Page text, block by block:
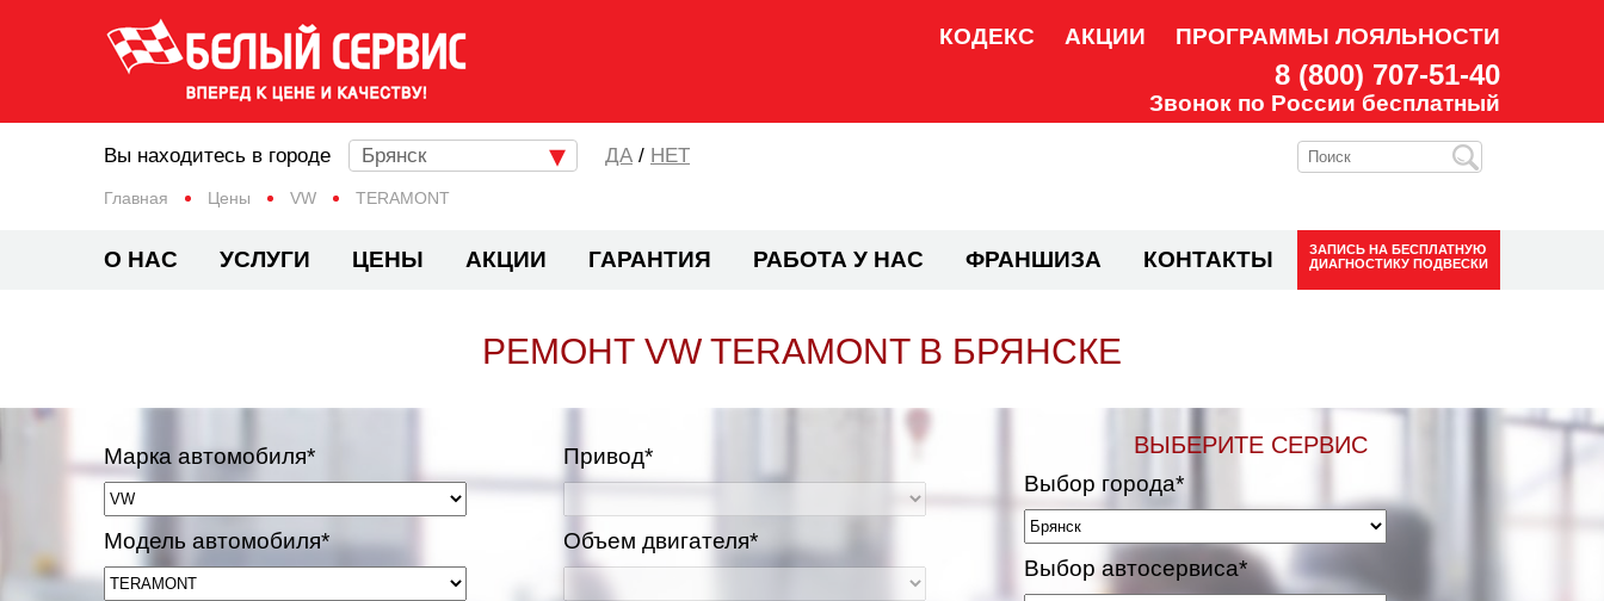
КОДЕКС АКЦИИ ПРОГРАММЫ ЛОЯЛЬНОСТИ
8 (800) 707-51-40
Звонок по России бесплатный
Главная Цены VW TERAMONT
Вы находитесь в городе Брянск / НЕТ
О НАС УСЛУГИ ЦЕНЫ АКЦИИ ГАРАНТИЯ РАБОТА У НАС ФРАНШИЗА КОНТАКТЫ ЗАПИСЬ НА БЕСПЛАТНУЮ
ДИАГНОСТИКУ ПОДВЕСКИ
РЕМОНТ VW TERAMONT В БРЯНСКЕ
Марка автомобиля*
Модель автомобиля*
Привод*
Объем двигателя*
ВЫБЕРИТЕ СЕРВИС
Выбор города*
Выбор автосервиса*